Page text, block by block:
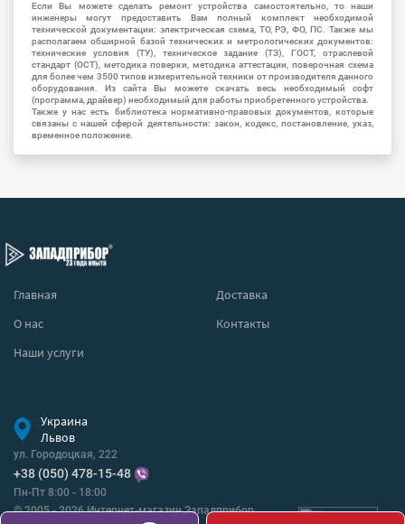
Если Вы можете сделать ремонт устройства самостоятельно, то наши
инженеры могут предоставить Вам полный комплект необходимой
технической документации: электрическая схема, ТО, РЭ, ФО, ПС. Также мы
располагаем обширной базой технических и метрологических документов:
технические условия (ТУ), техническое задание (ТЗ), ГОСТ, отраслевой
стандарт (ОСТ), методика поверки, методика аттестации, поверочная схема
для более чем 3500 типов измерительной техники от производителя данного
оборудования. Из сайта Вы можете скачать весь необходимый софт
(программа, драйвер) необходимый для работы приобретенного устройства.
Также у нас есть библиотека нормативно-правовых документов, которые
связаны с нашей сферой деятельности: закон, кодекс, постановление, указ,
временное положение.
Главная
Доставка
О нас
Контакты
Наши услуги
Украина
Львов
ул. Городоцкая, 222
+38 (050) 478-15-48
Пн-Пт 8:00 - 18:00
© 2005 - 2026 Интернет-магазин Западприбор